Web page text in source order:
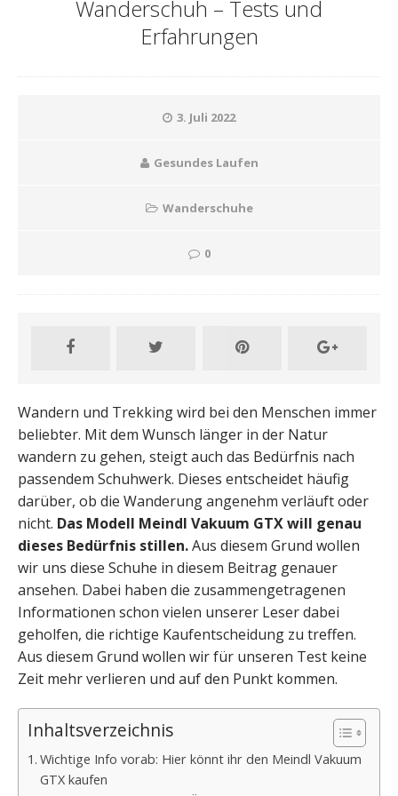
Wanderschuh – Tests und
Erfahrungen
3. Juli 2022
Gesundes Laufen
Wanderschuhe
0
Wandern und Trekking wird bei den Menschen immer
beliebter. Mit dem Wunsch länger in der Natur
wandern zu gehen, steigt auch das Bedürfnis nach
passendem Schuhwerk. Dieses entscheidet häufig
darüber, ob die Wanderung angenehm verläuft oder
nicht. Das Modell Meindl Vakuum GTX will genau
dieses Bedürfnis stillen.Aus diesem Grund wollen
wir uns diese Schuhe in diesem Beitrag genauer
ansehen. Dabei haben die zusammengetragenen
Informationen schon vielen unserer Leser dabei
geholfen, die richtige Kaufentscheidung zu treffen.
Aus diesem Grund wollen wir für unseren Test keine
Zeit mehr verlieren und auf den Punkt kommen.
Inhaltsverzeichnis
Wichtige Info vorab: Hier könnt ihr den Meindl Vakuum
GTX kaufen